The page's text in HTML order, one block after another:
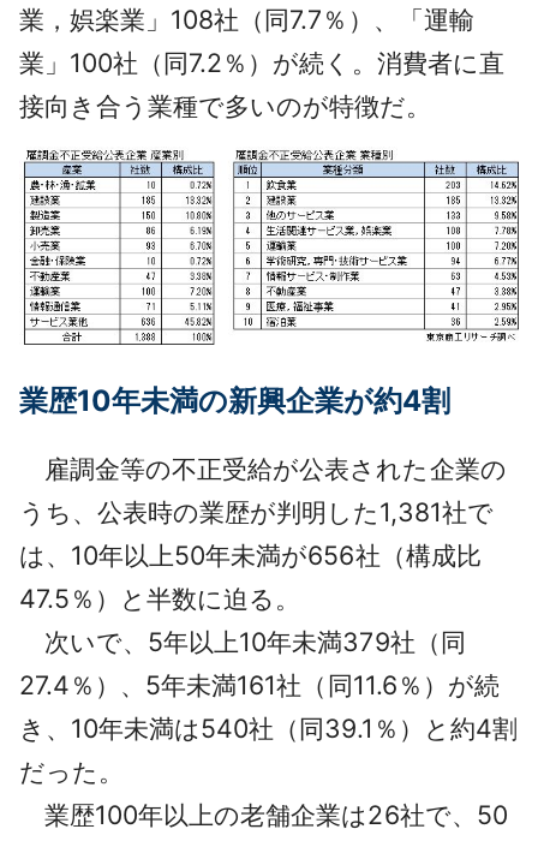
業，娯楽業」108社（同7.7％）、「運輸
業」100社（同7.2％）が続く。消費者に直
接向き合う業種で多いのが特徴だ。
業歴10年未満の新興企業が約4割
雇調金等の不正受給が公表された企業の
うち、公表時の業歴が判明した1,381社で
は、10年以上50年未満が656社（構成比
47.5％）と半数に迫る。
次いで、5年以上10年未満379社（同
27.4％）、5年未満161社（同11.6％）が続
き、10年未満は540社（同39.1％）と約4割
だった。
業歴100年以上の老舗企業は26社で、50